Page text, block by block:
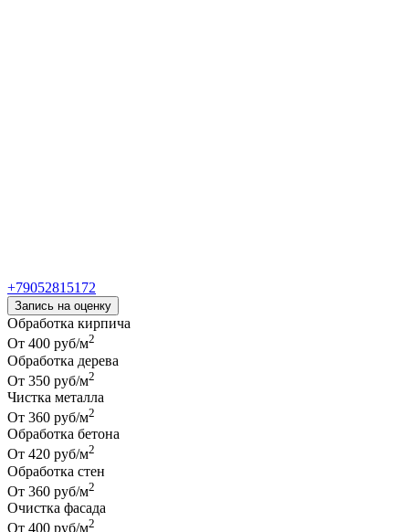
Запись на оценку
Обработка кирпича
От 400 руб/м2
Обработка дерева
От 350 руб/м2
Чистка металла
От 360 руб/м2
Обработка бетона
От 420 руб/м2
Обработка стен
От 360 руб/м2
Очистка фасада
От 400 руб/м2